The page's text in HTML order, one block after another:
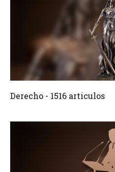
Crear
Derecho - 1516 articulos